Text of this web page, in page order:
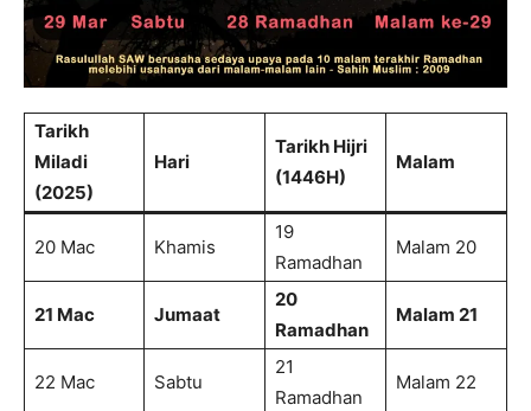
Tarikh
Miladi
(2025)
Hari
Tarikh Hijri
(1446H)
Malam
20 Mac Khamis
19
Ramadhan
Malam 20
21 Mac Jumaat
20
Ramadhan
Malam 21
22 Mac Sabtu
21
Ramadhan
Malam 22